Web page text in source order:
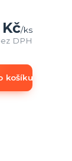
/ks
DPH
košíku